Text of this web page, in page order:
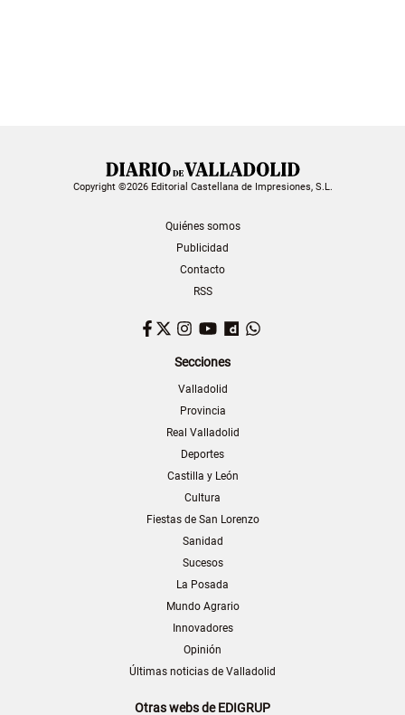
Copyright ©2026 Editorial Castellana de Impresiones, S.L.
Quiénes somos
Publicidad
Contacto
RSS
Facebook
TwitterInstagram
YouTubeDailymotion
Secciones
Valladolid
Provincia
Real Valladolid
Deportes
Castilla y León
Cultura
Fiestas de San Lorenzo
Sanidad
Sucesos
La Posada
Mundo Agrario
Innovadores
Opinión
Últimas noticias de Valladolid
Otras webs de EDIGRUP